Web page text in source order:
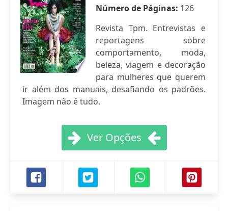
Número de Páginas: 126
Revista Tpm. Entrevistas e
reportagens sobre
comportamento, moda,
beleza, viagem e decoração
para mulheres que querem
ir além dos manuais, desafiando os padrões.
Imagem não é tudo.
Ver Opções